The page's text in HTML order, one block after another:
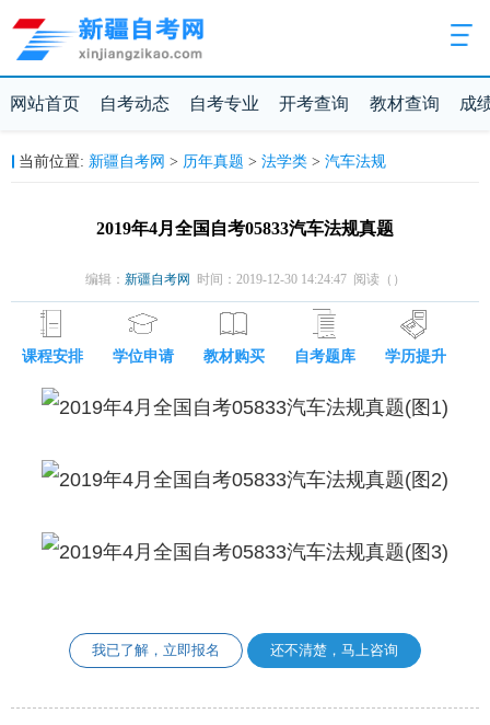
网站首页 自考动态 自考专业 开考查询 教材查询 成
当前位置: 新疆自考网 > 历年真题 > 法学类> 汽车法规
2019年4月全国自考05833汽车法规真题
编辑： 新疆自考网 时间：2019-12-30 14:24:47 阅读（ ）
课程安排 学位申请 教材购买 自考题库 学历提升
我已了解，立即报名 还不清楚，马上咨询